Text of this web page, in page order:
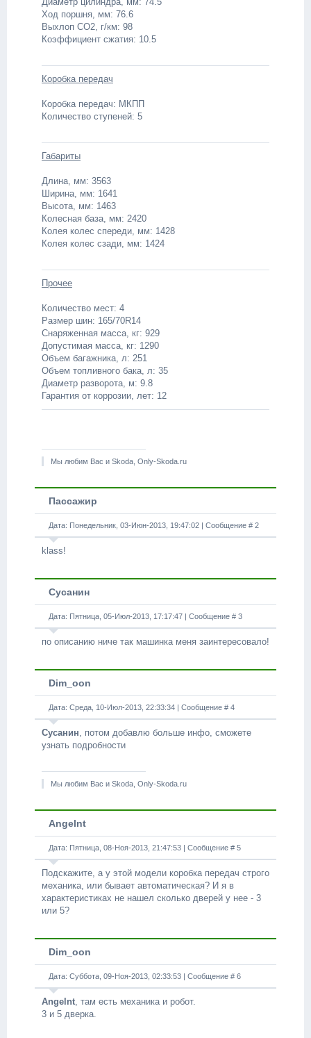
Ход поршня, мм: 76.6
Выхлоп CO2, г/км: 98
Коэффициент сжатия: 10.5
Коробка передач
Коробка передач: МКПП
Количество ступеней: 5
Габариты
Длина, мм: 3563
Ширина, мм: 1641
Высота, мм: 1463
Колесная база, мм: 2420
Колея колес спереди, мм: 1428
Колея колес сзади, мм: 1424
Прочее
Количество мест: 4
Размер шин: 165/70R14
Снаряженная масса, кг: 929
Допустимая масса, кг: 1290
Объем багажника, л: 251
Объем топливного бака, л: 35
Диаметр разворота, м: 9.8
Гарантия от коррозии, лет: 12
Мы любим Вас и Skoda, Only-Skoda.ru
Пассажир
Дата: Понедельник, 03-Июн-2013, 19:47:02 | Сообщение # 2
klass!
Сусанин
Дата: Пятница, 05-Июл-2013, 17:17:47 | Сообщение # 3
по описанию ниче так машинка меня заинтересовало!
Dim_oon
Дата: Среда, 10-Июл-2013, 22:33:34 | Сообщение # 4
Сусанин, потом добавлю больше инфо, сможете
узнать подробности
Мы любим Вас и Skoda, Only-Skoda.ru
Angelnt
Дата: Пятница, 08-Ноя-2013, 21:47:53 | Сообщение # 5
Подскажите, а у этой модели коробка передач строго
механика, или бывает автоматическая? И я в
характеристиках не нашел сколько дверей у нее - 3
или 5?
Dim_oon
Дата: Суббота, 09-Ноя-2013, 02:33:53 | Сообщение # 6
Angelnt, там есть механика и робот.
3 и 5 дверка.